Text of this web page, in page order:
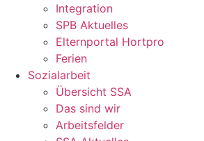
Integration
SPB Aktuelles
Elternportal Hortpro
Ferien
Sozialarbeit
Übersicht SSA
Das sind wir
Arbeitsfelder